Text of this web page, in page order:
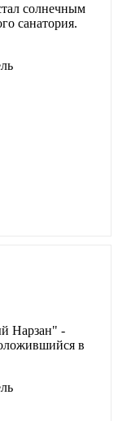
солнечным
санатория.
Нарзан" -
в